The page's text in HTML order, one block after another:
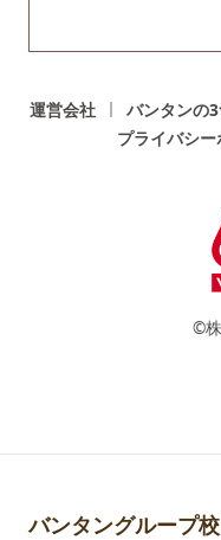
運営会社 バンタンの
プライバシ
©
バンタングループ校